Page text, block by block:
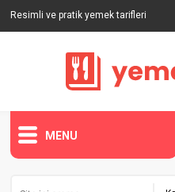
Resimli ve pratik yemek tarifleri
MENU